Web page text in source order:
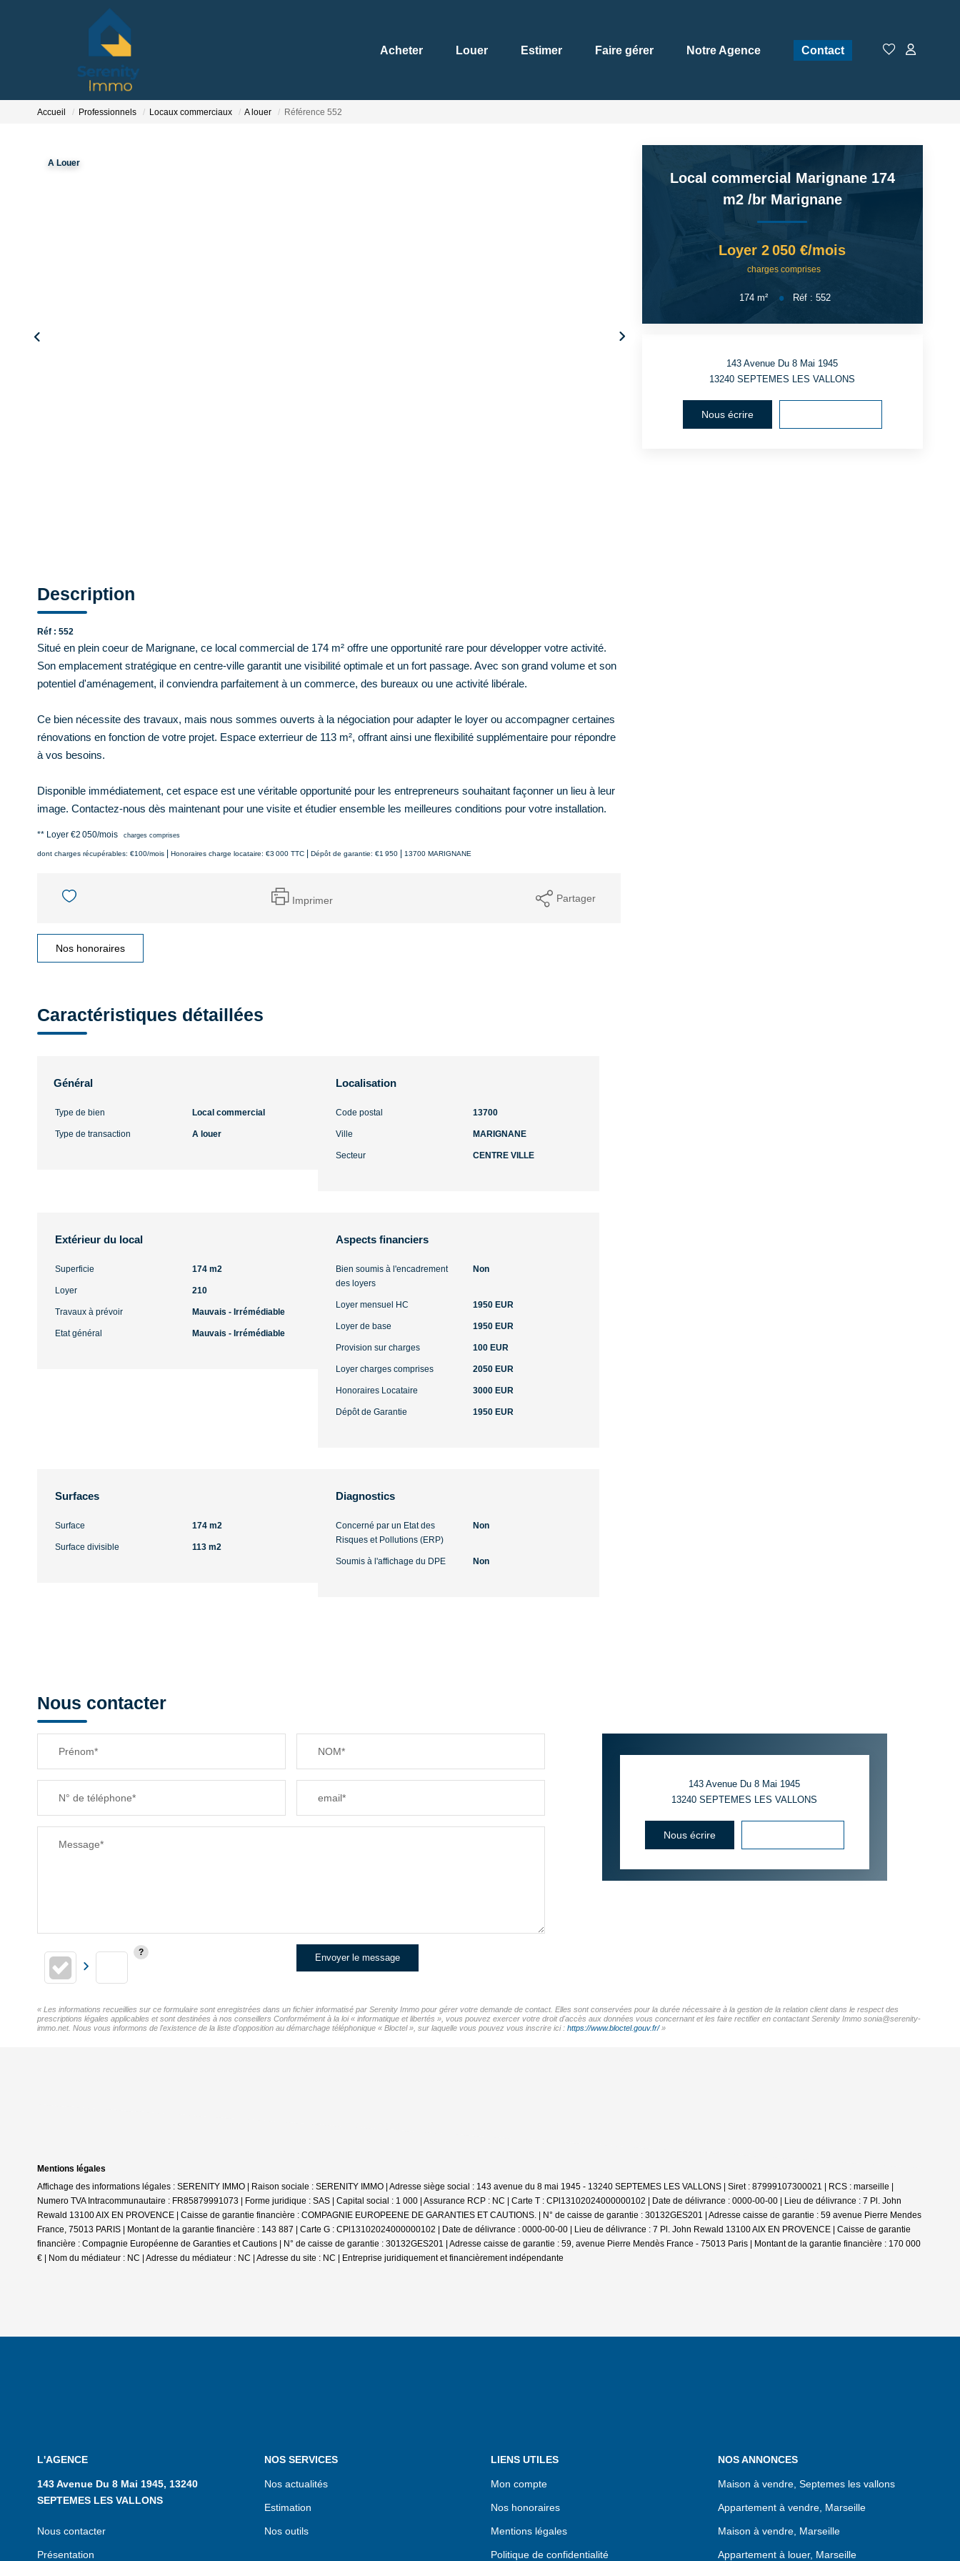
Acheter Louer Estimer Faire gérer Notre Agence Contact
Accueil Professionnels Locaux commerciaux A louer Référence 552
A Louer
Description
Réf : 552
Situé en plein coeur de Marignane, ce local commercial de 174 m² offre une opportunité rare pour développer votre activité.
Son emplacement stratégique en centre-ville garantit une visibilité optimale et un fort passage. Avec son grand volume et son
potentiel d'aménagement, il conviendra parfaitement à un commerce, des bureaux ou une activité libérale.
Ce bien nécessite des travaux, mais nous sommes ouverts à la négociation pour adapter le loyer ou accompagner certaines
rénovations en fonction de votre projet. Espace exterrieur de 113 m², offrant ainsi une flexibilité supplémentaire pour répondre
à vos besoins.
Disponible immédiatement, cet espace est une véritable opportunité pour les entrepreneurs souhaitant façonner un lieu à leur
image. Contactez-nous dès maintenant pour une visite et étudier ensemble les meilleures conditions pour votre installation.
** Loyer €2 050/mois charges comprises
dont charges récupérables: €100/mois Honoraires charge locataire: €3 000 TTC Dépôt de garantie: €1 950 13700 MARIGNANE
Imprimer Partager
Nos honoraires
Caractéristiques détaillées
Général
Type de bien Local commercial
Type de transaction A louer
Localisation
Code postal 13700
Ville MARIGNANE
Secteur CENTRE VILLE
Extérieur du local
Superficie 174 m2
Loyer 210
Travaux à prévoir Mauvais - Irrémédiable
Etat général Mauvais - Irrémédiable
Aspects financiers
Bien soumis à l'encadrement
des loyers
Non
Loyer mensuel HC 1950 EUR
Loyer de base 1950 EUR
Provision sur charges 100 EUR
Loyer charges comprises 2050 EUR
Honoraires Locataire 3000 EUR
Dépôt de Garantie 1950 EUR
Surfaces
Surface 174 m2
Surface divisible 113 m2
Diagnostics
Concerné par un Etat des
Risques et Pollutions (ERP)
Non
Soumis à l'affichage du DPE Non
Local commercial Marignane 174
m2 /br Marignane
Loyer 2 050 €/mois
charges comprises
174m² Réf :552
143 Avenue Du 8 Mai 1945
13240SEPTEMES LES VALLONS
Nous écrire
Nous contacter
Prénom* NOM*
N° de téléphone* email*
Message*
Envoyer le message
143 Avenue Du 8 Mai 1945
13240SEPTEMES LES VALLONS
Nous écrire
« Les informations recueillies sur ce formulaire sont enregistrées dans un fichier informatisé par Serenity Immo pour gérer votre demande de contact. Elles sont conservées pour la durée nécessaire à la gestion de la relation client dans le respect des
prescriptions légales applicables et sont destinées à nos conseillers Conformément à la loi « informatique et libertés », vous pouvez exercer votre droit d'accès aux données vous concernant et les faire rectifier en contactant Serenity Immo sonia@serenity-
immo.net. Nous vous informons de l'existence de la liste d'opposition au démarchage téléphonique « Bloctel », sur laquelle vous pouvez vous inscrire ici : https://www.bloctel.gouv.fr/»
Mentions légales
Affichage des informations légales : SERENITY IMMO | Raison sociale : SERENITY IMMO | Adresse siège social : 143 avenue du 8 mai 1945 - 13240 SEPTEMES LES VALLONS | Siret : 87999107300021 | RCS : marseille |
Numero TVA Intracommunautaire : FR85879991073 | Forme juridique : SAS | Capital social : 1 000 | Assurance RCP : NC | Carte T : CPl13102024000000102 | Date de délivrance : 0000-00-00 | Lieu de délivrance : 7 Pl. John
Rewald 13100 AIX EN PROVENCE | Caisse de garantie financière : COMPAGNIE EUROPEENE DE GARANTIES ET CAUTIONS. | N° de caisse de garantie : 30132GES201 | Adresse caisse de garantie : 59 avenue Pierre Mendes
France, 75013 PARIS | Montant de la garantie financière : 143 887 | Carte G : CPl13102024000000102 | Date de délivrance : 0000-00-00 | Lieu de délivrance : 7 Pl. John Rewald 13100 AIX EN PROVENCE | Caisse de garantie
financière : Compagnie Européenne de Garanties et Cautions | N° de caisse de garantie : 30132GES201 | Adresse caisse de garantie : 59, avenue Pierre Mendès France - 75013 Paris | Montant de la garantie financière : 170 000
€ | Nom du médiateur : NC | Adresse du médiateur : NC | Adresse du site : NC |
Entreprise juridiquement et financièrement indépendante
L'AGENCE
143 Avenue Du 8 Mai 1945, 13240
SEPTEMES LES VALLONS
Nous contacter
Présentation
NOS SERVICES
Nos actualités
Estimation
Nos outils
LIENS UTILES
Mon compte
Nos honoraires
Mentions légales
Politique de confidentialité
NOS ANNONCES
Maison à vendre, Septemes les vallons
Appartement à vendre, Marseille
Maison à vendre, Marseille
Appartement à louer, Marseille